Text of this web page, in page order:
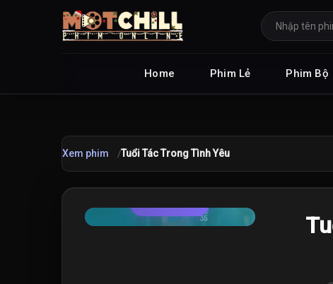
Home Phim Lẻ Phim Bộ
Xem phim Tuổi Tác Trong Tình Yêu